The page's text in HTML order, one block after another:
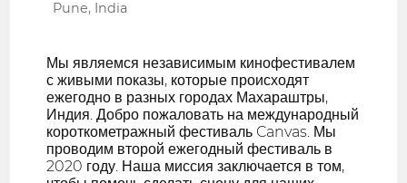
Pune, India
Мы являемся независимым кинофестивалем
с живыми показы, которые происходят
ежегодно в разных городах Махараштры,
Индия. Добро пожаловать на международный
короткометражный фестиваль Canvas. Мы
проводим второй ежегодный фестиваль в
2020 году. Наша миссия заключается в том,